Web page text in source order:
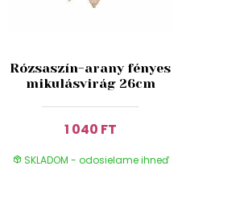
Rózsaszín-arany fényes
mikulásvirág 26cm
1 040 FT
SKLADOM - odosielame ihneď